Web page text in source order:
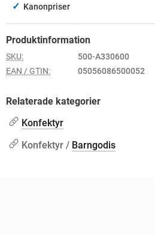
✓ Kanonpriser
Produktinformation
SKU:
500-A330600
EAN / GTIN:
05056086500052
Relaterade kategorier
Konfektyr
Konfektyr / Barngodis